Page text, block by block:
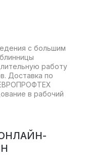
с большим
работу
Доставка по
в рабочий